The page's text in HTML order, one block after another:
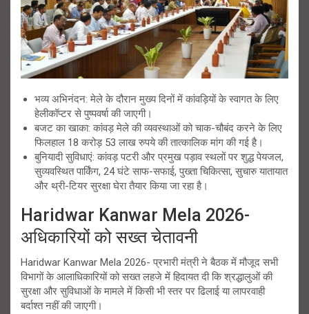
भव्य अभिनंदन: मेले के दौरान मुख्य दिनों में कांवड़ियों के स्वागत के लिए
हेलीकॉप्टर से पुष्पवर्षा की जाएगी।
बजट का खाका: कांवड़ मेले की व्यवस्थाओं को चाक-चौबंद करने के लिए
फिलहाल 18 करोड़ 53 लाख रुपये की तात्कालिक मांग की गई है।
बुनियादी सुविधाएं: कांवड़ पटरी और प्रमुख पड़ाव स्थलों पर शुद्ध पेयजल,
सुव्यवस्थित पार्किंग, 24 घंटे साफ-सफाई, पुख्ता चिकित्सा, सुचारु यातायात
और थ्री-टियर सुरक्षा घेरा तैयार किया जा रहा है।
Haridwar Kanwar Mela 2026-
अधिकारियों को सख्त चेतावनी
Haridwar Kanwar Mela 2026- प्रभारी मंत्री ने बैठक में मौजूद सभी
विभागों के आलाधिकारियों को सख्त लहजे में हिदायत दी कि श्रद्धालुओं की
सुरक्षा और सुविधाओं के मामले में किसी भी स्तर पर ढिलाई या लापरवाही
बर्दाश्त नहीं की जाएगी।